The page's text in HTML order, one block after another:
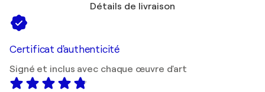
Détails de livraison
Certificat d'authenticité
Signé et inclus avec chaque œuvre d'art